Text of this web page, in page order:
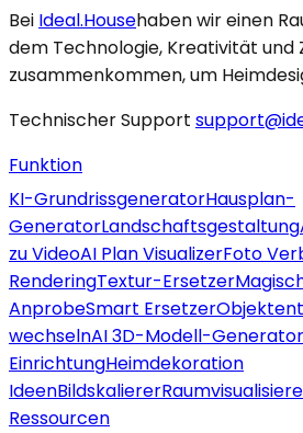
Bei Ideal.Househaben wir einen
dem Technologie, Kreativität und
zusammenkommen, um
Technischer Support
Funktion
KI-GrundrissgeneratorHausplan-
GeneratorLandschaftsgestaltung
zu VideoAI Plan VisualizerFoto
RenderingTextur-Ersetzer
AnprobeSmart Ersetzer
wechselnAI 3D-Modell-Generator
EinrichtungHeimdekoration
IdeenBildskalierer
Ressourcen